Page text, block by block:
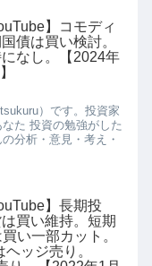
】コモディ
債は買い検討。
なし。【2024年
）です。投資家
た 投資の勉強がした
分析・意見・考え・
】長期投
買い維持。短期
い一部カット。
ッジ売り。